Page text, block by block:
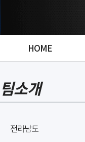
HOME
팀소개
전라남도